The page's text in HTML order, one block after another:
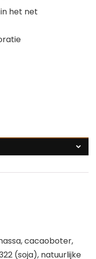
het net
cacaoboter,
(soja), natuurlijke